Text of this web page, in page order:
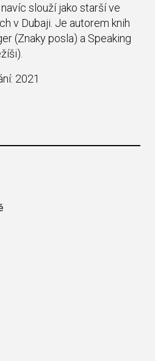
slouží jako starší ve
v Dubaji. Je autorem knih
(Znaky posla) a Speaking
2021